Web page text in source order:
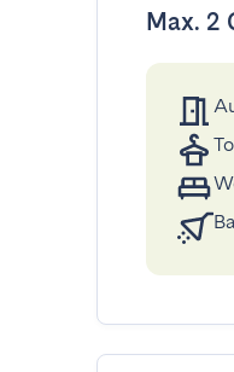
Max. 2